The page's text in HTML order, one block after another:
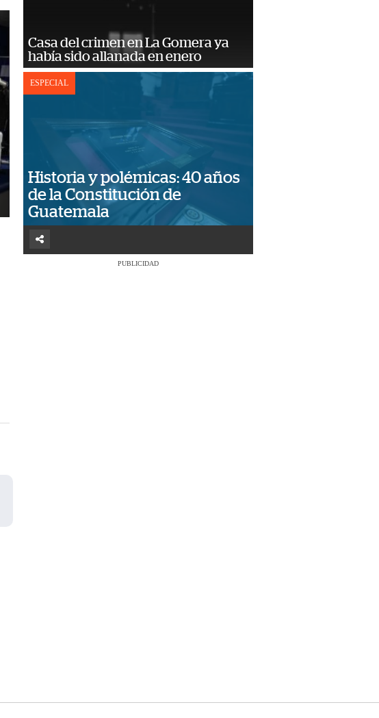
Casa del crimen en La Gomera ya
había sido allanada en enero
ESPECIAL
Historia y polémicas: 40 años
de la Constitución de
Guatemala
PUBLICIDAD